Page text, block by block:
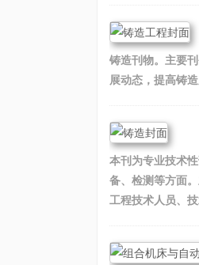
铸造刊物。主要
展动态，提高铸
本刊为专业技术
备、检测等方面
工程技术人员、